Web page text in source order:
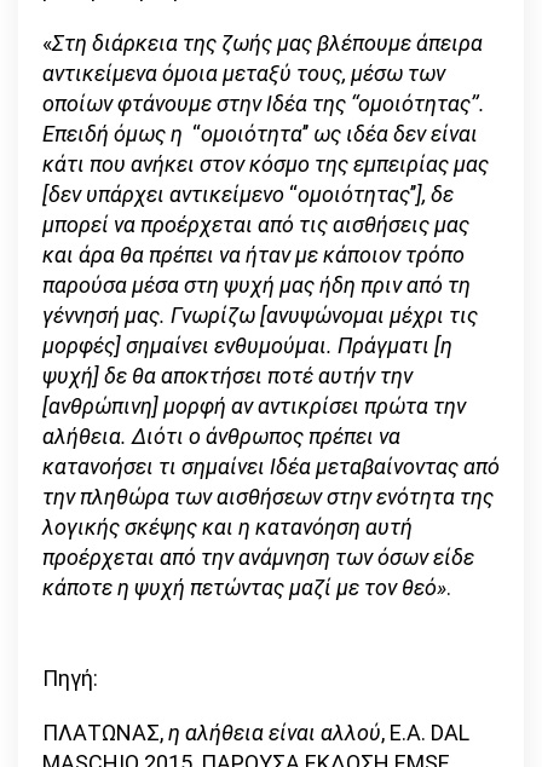
«Στη διάρκεια της ζωής μας βλέπουμε άπειρα
αντικείμενα όμοια μεταξύ τους, μέσω των
οποίων φτάνουμε στην Ιδέα της ‘‘ομοιότητας’’.
Επειδή όμως η ‘‘ομοιότητα’’ ως ιδέα δεν είναι
κάτι που ανήκει στον κόσμο της εμπειρίας μας
[δεν υπάρχει αντικείμενο ‘‘ομοιότητας’’], δε
μπορεί να προέρχεται από τις αισθήσεις μας
και άρα θα πρέπει να ήταν με κάποιον τρόπο
παρούσα μέσα στη ψυχή μας ήδη πριν από τη
γέννησή μας. Γνωρίζω [ανυψώνομαι μέχρι τις
μορφές] σημαίνει ενθυμούμαι. Πράγματι [η
ψυχή] δε θα αποκτήσει ποτέ αυτήν την
[ανθρώπινη] μορφή αν αντικρίσει πρώτα την
αλήθεια. Διότι ο άνθρωπος πρέπει να
κατανοήσει τι σημαίνει Ιδέα μεταβαίνοντας από
την πληθώρα των αισθήσεων στην ενότητα της
λογικής σκέψης και η κατανόηση αυτή
προέρχεται από την ανάμνηση των όσων είδε
κάποτε η ψυχή πετώντας μαζί με τον θεό».
Πηγή:
ΠΛΑΤΩΝΑΣ,η αλήθεια είναι αλλού, E.A. DAL